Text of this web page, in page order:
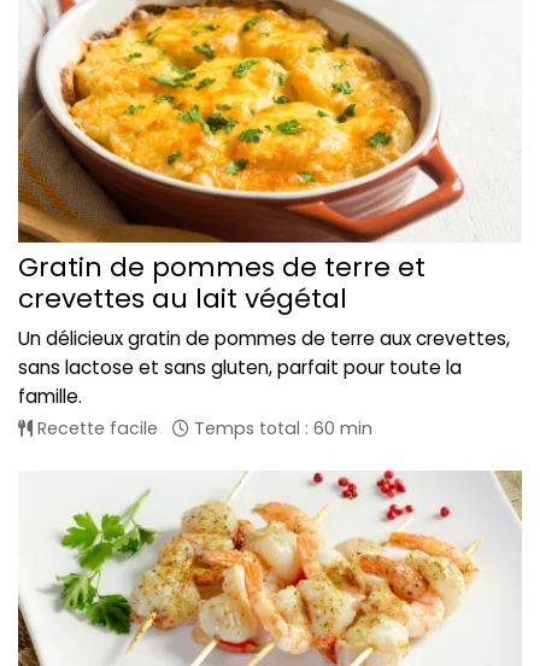
Gratin de pommes de terre et
crevettes au lait végétal
Un délicieux gratin de pommes de terre aux crevettes,
sans lactose et sans gluten, parfait pour toute la
famille.
Recette facile Temps total : 60 min